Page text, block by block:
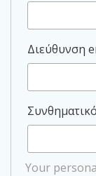
Διεύθυνση
Συνθηματικό
Your